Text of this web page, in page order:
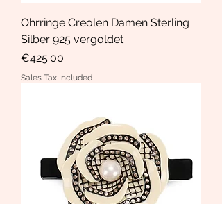
Ohrringe Creolen Damen Sterling
Silber 925 vergoldet
Price
€425.00
Sales Tax Included